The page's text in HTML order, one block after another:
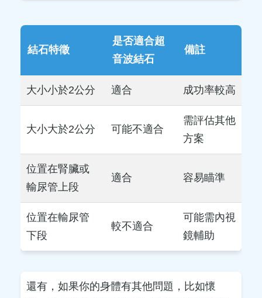
結石特徵
是否適合超
音波結石
備註
大小小於2公分 適合 成功率較高
大小大於2公分 可能不適合
需評估其他
方案
位置在腎臟或
輸尿管上段
適合 容易瞄準
位置在輸尿管
下段
較不適合
可能需內視
鏡輔助
還有，如果你的身體有其他問題，比如懷